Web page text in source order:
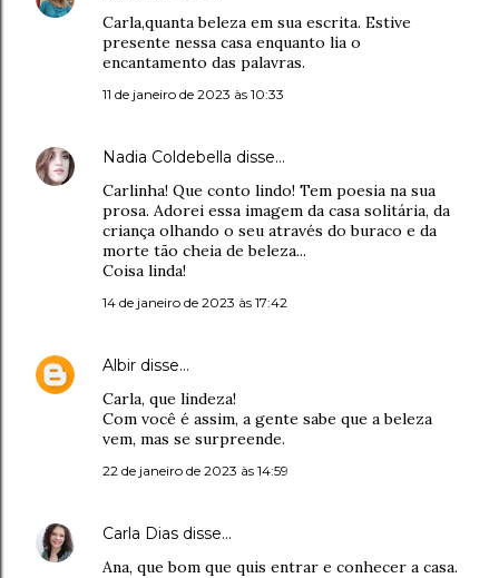
Carla,quanta beleza em sua escrita. Estive
presente nessa casa enquanto lia o
encantamento das palavras.
11 de janeiro de 2023 às 10:33
Nadia Coldebella disse…
Carlinha! Que conto lindo! Tem poesia na sua
prosa. Adorei essa imagem da casa solitária, da
criança olhando o seu através do buraco e da
morte tão cheia de beleza...
Coisa linda!
14 de janeiro de 2023 às 17:42
Albir disse…
Carla, que lindeza!
Com você é assim, a gente sabe que a beleza
vem, mas se surpreende.
22 de janeiro de 2023 às 14:59
Carla Dias disse…
Ana, que bom que quis entrar e conhecer a casa.